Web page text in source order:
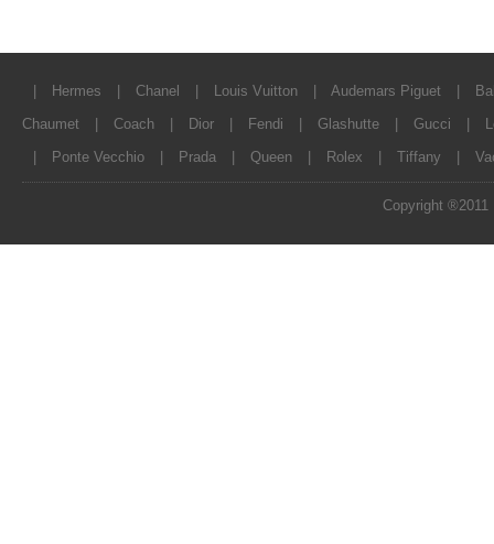
Hermes Chanel Louis Vuitton Audemars Piguet
Chaumet
Coach Dior Fendi Glashutte Gucci
Ponte Vecchio Prada Queen Rolex Tiffany
Copyright ®2011